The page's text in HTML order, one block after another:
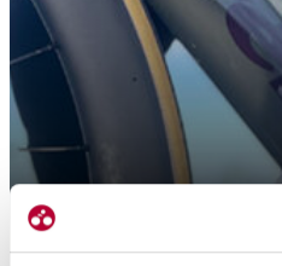
LIV MACHA 1, TEST ESCLUSIVO